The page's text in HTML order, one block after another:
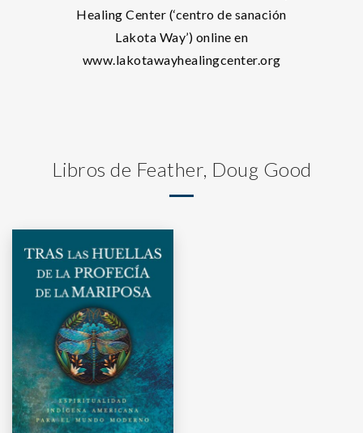
Healing Center (‘centro de sanación
Lakota Way’) online en
www.lakotawayhealingcenter.org
Libros de Feather, Doug Good